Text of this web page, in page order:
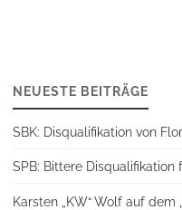
NEUESTE BEITRÄGE
SBK: Disqualifikation von
SPB: Bittere Disqualifikation
Karsten „KW“ Wolf auf dem